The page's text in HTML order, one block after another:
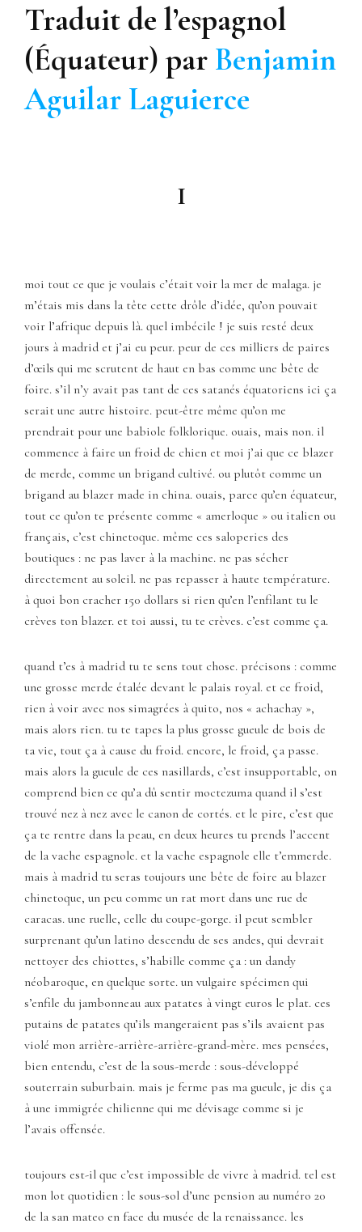
Traduit de l’espagnol
(Équateur) par Benjamin
Aguilar Laguierce
I
moi tout ce que je voulais c’était voir la mer de malaga. je
m’étais mis dans la tête cette drôle d’idée, qu’on pouvait
voir l’afrique depuis là. quel imbécile ! je suis resté deux
jours à madrid et j’ai eu peur. peur de ces milliers de paires
d’œils qui me scrutent de haut en bas comme une bête de
foire. s’il n’y avait pas tant de ces satanés équatoriens ici ça
serait une autre histoire. peut-être même qu’on me
prendrait pour une babiole folklorique. ouais, mais non. il
commence à faire un froid de chien et moi j’ai que ce blazer
de merde, comme un brigand cultivé. ou plutôt comme un
brigand au blazer made in china. ouais, parce qu’en équateur,
tout ce qu’on te présente comme « amerloque » ou italien ou
français, c’est chinetoque. même ces saloperies des
boutiques : ne pas laver à la machine. ne pas sécher
directement au soleil. ne pas repasser à haute température.
à quoi bon cracher 150 dollars si rien qu’en l’enfilant tu le
crèves ton blazer. et toi aussi, tu te crèves. c’est comme ça.
quand t’es à madrid tu te sens tout chose. précisons : comme
une grosse merde étalée devant le palais royal. et ce froid,
rien à voir avec nos simagrées à quito, nos « achachay »,
mais alors rien. tu te tapes la plus grosse gueule de bois de
ta vie, tout ça à cause du froid. encore, le froid, ça passe.
mais alors la gueule de ces nasillards, c’est insupportable, on
comprend bien ce qu’a dû sentir moctezuma quand il s’est
trouvé nez à nez avec le canon de cortés. et le pire, c’est que
ça te rentre dans la peau, en deux heures tu prends l’accent
de la vache espagnole. et la vache espagnole elle t’emmerde.
mais à madrid tu seras toujours une bête de foire au blazer
chinetoque, un peu comme un rat mort dans une rue de
caracas. une ruelle, celle du coupe-gorge. il peut sembler
surprenant qu’un latino descendu de ses andes, qui devrait
nettoyer des chiottes, s’habille comme ça : un dandy
néobaroque, en quelque sorte. un vulgaire spécimen qui
s’enfile du jambonneau aux patates à vingt euros le plat. ces
putains de patates qu’ils mangeraient pas s’ils avaient pas
violé mon arrière-arrière-arrière-grand-mère. mes pensées,
bien entendu, c’est de la sous-merde : sous-développé
souterrain suburbain. mais je ferme pas ma gueule, je dis ça
à une immigrée chilienne qui me dévisage comme si je
l’avais offensée.
toujours est-il que c’est impossible de vivre à madrid. tel est
mon lot quotidien : le sous-sol d’une pension au numéro 20
de la san mateo en face du musée de la renaissance. les